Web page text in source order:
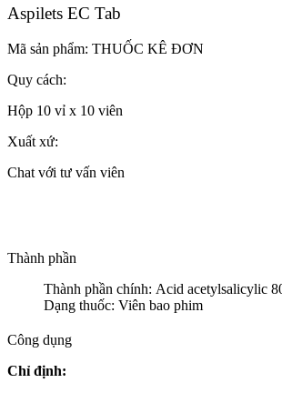
Aspilets EC Tab
Mã sản phẩm: THUỐC KÊ ĐƠN
Quy cách:
Hộp 10 vỉ x 10 viên
Xuất xứ:
Chat với tư vấn viên
Thành phần
Thành phần chính: Acid acetylsalicylic
Dạng thuốc: Viên bao phim
Công dụng
Chỉ định: